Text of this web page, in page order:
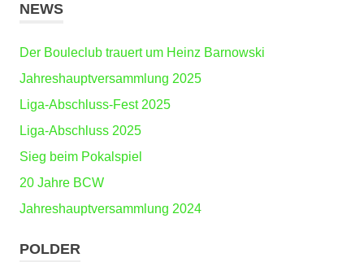
NEWS
Der Bouleclub trauert um Heinz Barnowski
Jahreshauptversammlung 2025
Liga-Abschluss-Fest 2025
Liga-Abschluss 2025
Sieg beim Pokalspiel
20 Jahre BCW
Jahreshauptversammlung 2024
POLDER